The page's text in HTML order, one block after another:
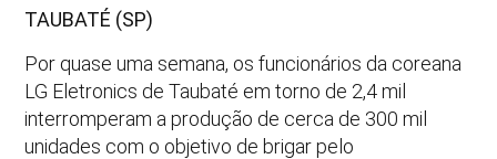
TAUBATÉ (SP)
Por quase uma semana, os funcionários da coreana
LG Eletronics de Taubaté em torno de 2,4 mil
interromperam a produção de cerca de 300 mil
unidades com o objetivo de brigar pelo